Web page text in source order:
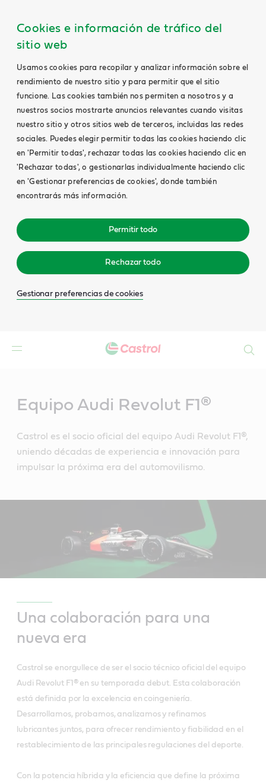
Cookies e información de tráfico del
sitio web
Usamos cookies para recopilar y analizar información sobre el
rendimiento de nuestro sitio y para permitir que el sitio
funcione. Las cookies también nos permiten a nosotros y a
nuestros socios mostrarte anuncios relevantes cuando visitas
nuestro sitio y otros sitios web de terceros, incluidas las redes
sociales. Puedes elegir permitir todas las cookies haciendo clic
en 'Permitir todas', rechazar todas las cookies haciendo clic en
'Rechazar todas', o gestionarlas individualmente haciendo clic
en 'Gestionar preferencias de cookies', donde también
encontrarás más información.
Permitir todo
Rechazar todo
Gestionar preferencias de cookies
Equipo Audi Revolut F1®
Castrol es el socio oficial del equipo Audi Revolut F1®,
uniendo décadas de experiencia e innovación para
impulsar la próxima era del automovilismo.
Una colaboración para una
nueva era
Castrol se enorgullece de ser el socio técnico oficial del equipo
Audi Revolut F1® en su temporada debut. Esta colaboración
está definida por la excelencia en coingeniería.
Desarrollamos, probamos, analizamos y refinamos
lubricantes juntos, para ofrecer rendimiento y fiabilidad en el
restablecimiento de las principales regulaciones del deporte.
Con la potencia híbrida y la eficiencia que define la próxima